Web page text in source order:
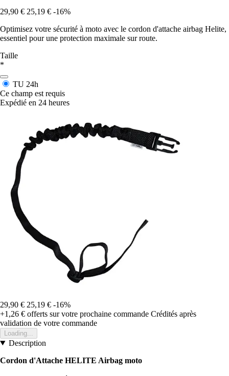
29,90 € 25,19 € -16%
Optimisez votre sécurité à moto avec le cordon d'attache airbag Helite,
essentiel pour une protection maximale sur route.
Taille
*
TU 24h
Ce champ est requis
Expédié en 24 heures
29,90 € 25,19 € -16%
+1,26 € offerts sur votre prochaine commande Crédités après
validation de votre commande
Loading...
Description
Cordon d'Attache HELITE Airbag moto